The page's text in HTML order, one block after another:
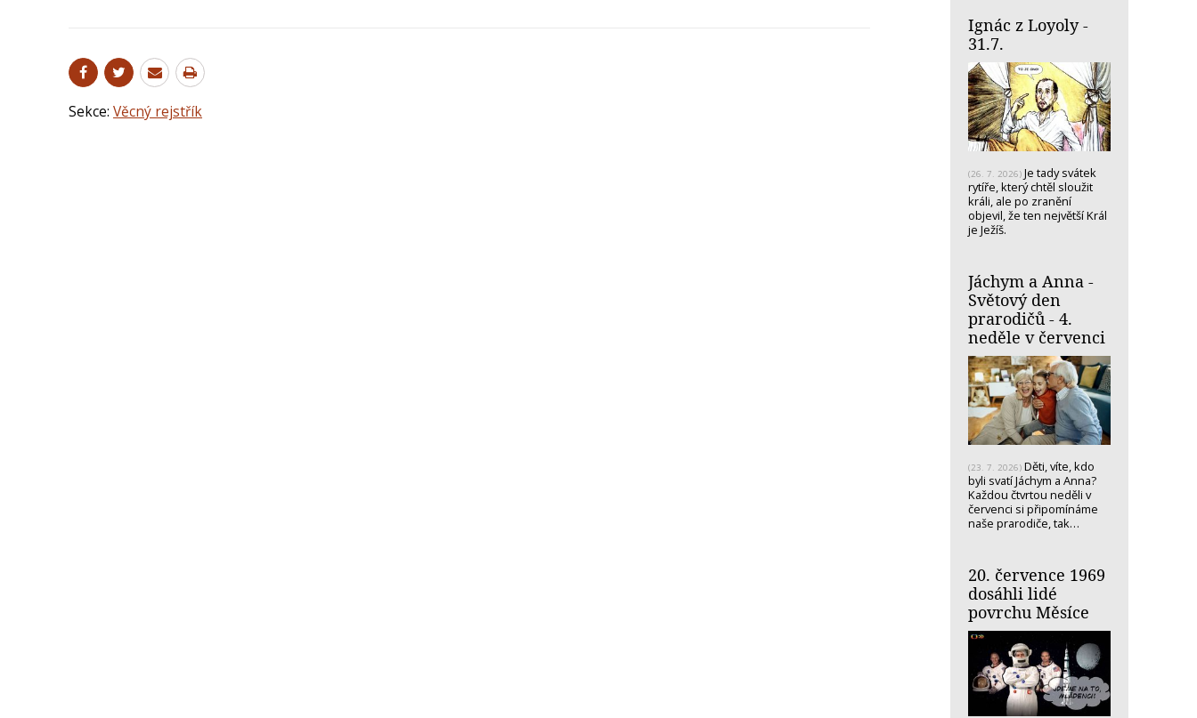
Sekce: Věcný rejstřík
Ignác z Loyoly -
31.7.
(26. 7. 2026) Je tady svátek
rytíře, který chtěl sloužit
králi, ale po zranění
objevil, že ten největší Král
je Ježíš.
Jáchym a Anna -
Světový den
prarodičů - 4.
neděle v červenci
(23. 7. 2026) Děti, víte, kdo
byli svatí Jáchym a Anna?
Každou čtvrtou neděli v
červenci si připomínáme
naše prarodiče, tak…
20. července 1969
dosáhli lidé
povrchu Měsíce